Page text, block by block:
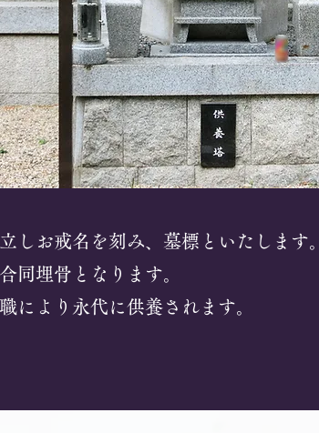
しお戒名を刻み、墓標といたします。
同埋骨となります。
により永代に供養されます。